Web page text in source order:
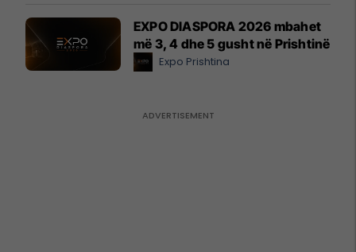
EXPO DIASPORA 2026 mbahet
më 3, 4 dhe 5 gusht në Prishtinë
Expo Prishtina